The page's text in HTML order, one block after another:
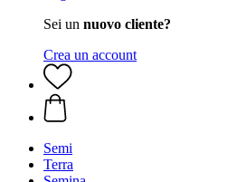
Sei un nuovo cliente?
Crea un account
Semi
Terra